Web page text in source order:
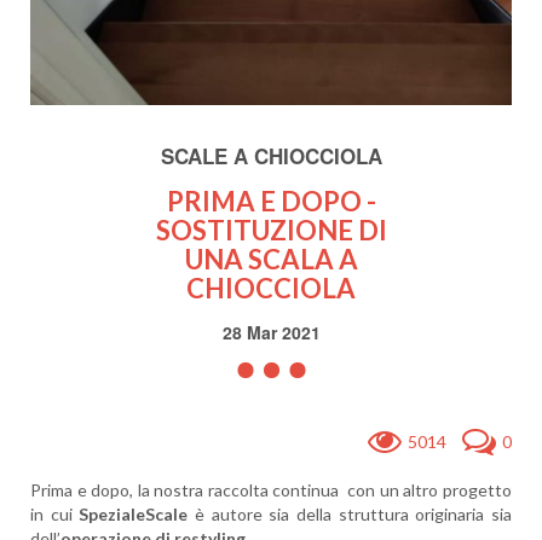
SCALE A CHIOCCIOLA
PRIMA E DOPO -
SOSTITUZIONE DI
UNA SCALA A
CHIOCCIOLA
28 Mar 2021
5014 0
Prima e dopo, la nostra raccolta continua con un altro progetto
in cuiSpezialeScale è autore sia della struttura originaria sia